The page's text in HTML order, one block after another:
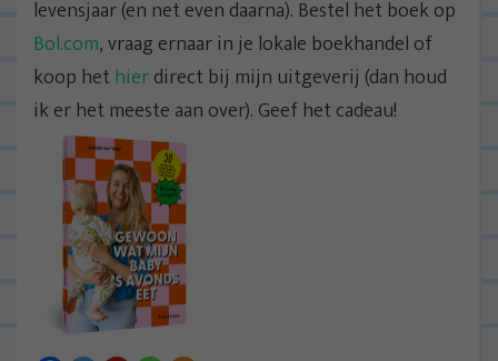
levensjaar (en net even daarna). Bestel het boek op
Bol.com, vraag ernaar in je lokale boekhandel of
koop het hierdirect bij mijn uitgeverij (dan houd
ik er het meeste aan over). Geef het cadeau!